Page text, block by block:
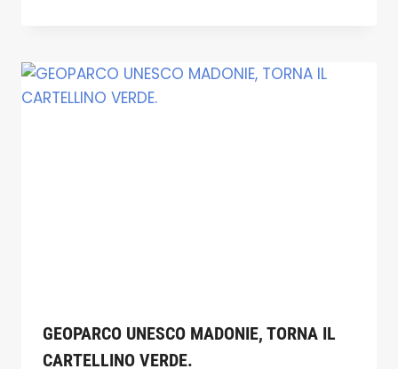
GEOPARCO UNESCO MADONIE, TORNA IL
CARTELLINO VERDE.